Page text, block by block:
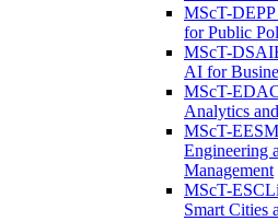
MScT-
for Public
MScT-
AI for
MScT-
Analytics
MScT-
Engineering
Management
MScT-
Smart Cities